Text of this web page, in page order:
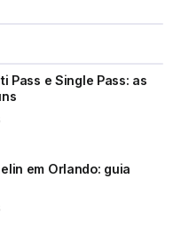
Pass e Single Pass: as
em Orlando: guia